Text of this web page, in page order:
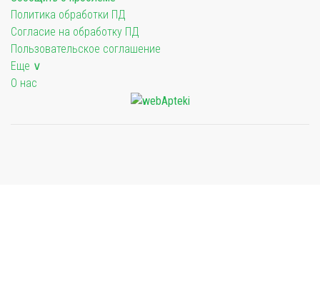
Политика обработки ПД
Согласие на обработку ПД
Пользовательское соглашение
Еще ∨
О нас